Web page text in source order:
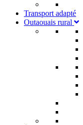
Transport adapté
Outaouais rural